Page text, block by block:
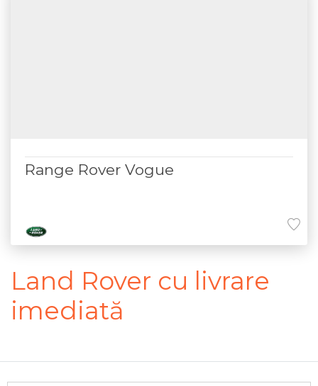
Range Rover Vogue
Land Rover cu livrare
imediată